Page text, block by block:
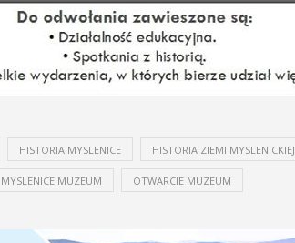
HISTORIA MYSLENICE HISTORIA ZIEMI MYSLENICKIEJ
MYSLENICE MUZEUM OTWARCIE MUZEUM